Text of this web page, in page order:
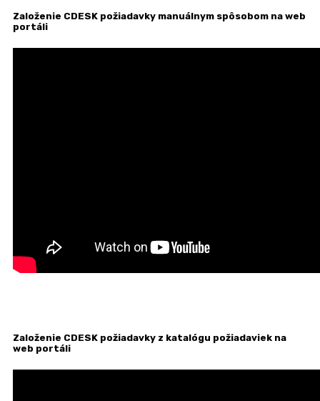
Založenie CDESK požiadavky manuálnym spôsobom na web
portáli
Založenie CDESK požiadavky z katalógu požiadaviek na
web portáli